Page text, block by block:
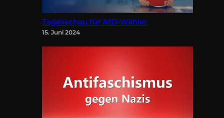
Tagesschau für AfD-Wähler
15. Juni 2024